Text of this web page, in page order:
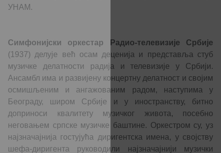
УНАМ.
Симфонијски оркестар Радио-телевизије Србије
(1937) делујe већ осам деценија и представља стуб
музичке делатности радија и телевизије у Србији.
Ансамбл има и развијену концертну делатност и својим
осмишљеним и ангажованим радом, наступима у
Београду, широм Србије и у иностранству, битно
доприноси квалитету музичког живота, посебно
неговањем српске музичке баштине. Оркестром су, уз
најзначајнија гостујућа диригентска имена, у својству
шефа-диригента руководили најзначајнији музички